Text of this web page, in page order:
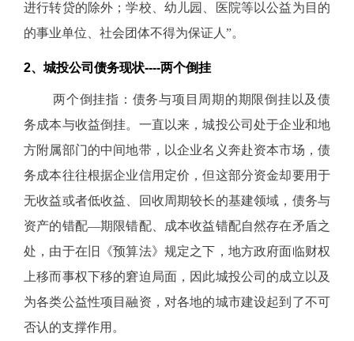
进行转贷的除外；学校、幼儿园、医院等以公益为目的
的事业单位、社会团体不得为保证人”。
2、城投公司债务现状----两个倒挂
两个倒挂指：债务与项目周期的期限倒挂以及债
务成本与收益倒挂。一直以来，城投公司处于企业和地
方附属部门的中间地带，以企业名义奔赴资本市场，债
务成本往往根据企业信用定价，但这部分资金却要用于
无收益或者低收益、回收周期较长的基建领域，债务与
资产的错配—期限错配、成本收益错配自然存在矛盾之
处，由于在旧《预算法》规定之下，地方政府面临财权
上移而事权下移的窘迫局面，因此城投公司的成立以及
为各类公益性项目融资，对各地的城市建设起到了不可
否认的支撑作用。